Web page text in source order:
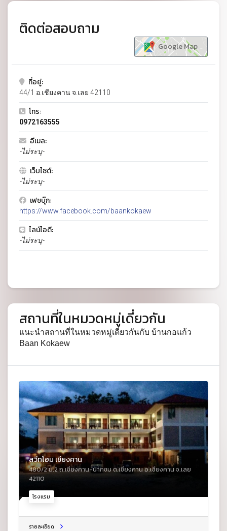
ติดต่อสอบถาม
Google Map
ที่อยู่:
44/1 อ.เชียงคาน จ.เลย 42110
โทร:
0972163555
อีเมล:
-ไม่ระบุ-
เว็บไซต์:
-ไม่ระบุ-
เฟซบุ๊ก:
https://www.facebook.com/baankokaew
ไลน์ไอดี:
-ไม่ระบุ-
สถานที่ในหมวดหมู่เดี่ยวกัน
แนะนำสถานที่ในหมวดหมู่เดี่ยวกันกับ บ้านกอแก้ว
Baan Kokaew
โรงแรม
สวีทโฮม เชียงคาน
480/2 ม.2 ถ.เชียงคาน-ปากชม ต.เชียงคาน อ.เชียงคาน จ.เลย
42110
รายละเอียด